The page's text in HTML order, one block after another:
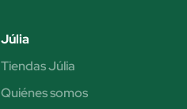
Júlia
Tiendas Júlia
Quiénes somos